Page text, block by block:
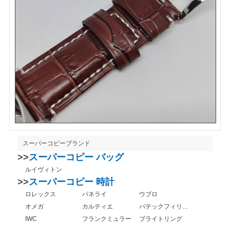
スーパーコピーブランド
>>スーパーコピー バッグ
ルイヴィトン
>>スーパーコピー 時計
ロレックス パネライ
ウブロ
オメガ
カルティエ
パテックフィリップ
IWC
フランクミュラー ブライトリング